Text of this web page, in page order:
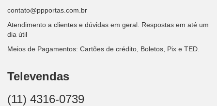
contato@ppportas.com.br
Atendimento a clientes e dúvidas em geral. Respostas em até um
dia útil
Meios de Pagamentos: Cartões de crédito, Boletos, Pix e TED.
Televendas
(11) 4316-0739